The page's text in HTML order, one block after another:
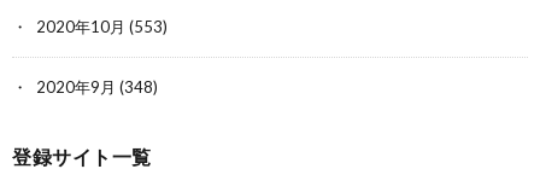
2020年10月 (553)
2020年9月 (348)
登録サイト一覧